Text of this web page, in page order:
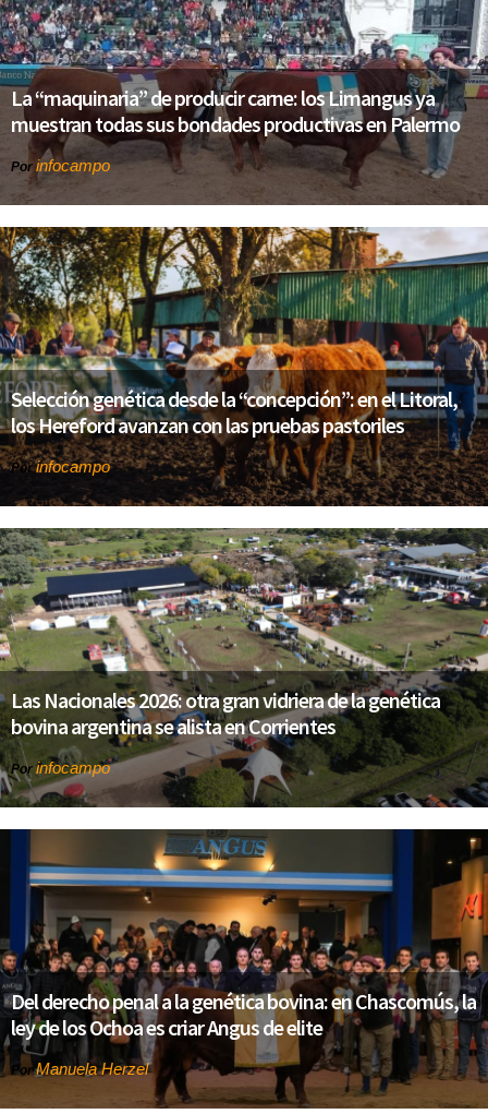
La “maquinaria” de producir carne: los Limangus ya
muestran todas sus bondades productivas en Palermo
Por infocampo
Selección genética desde la “concepción”: en el Litoral,
los Hereford avanzan con las pruebas pastoriles
Porinfocampo
Las Nacionales 2026: otra gran vidriera de la genética
bovina argentina se alista en Corrientes
Por infocampo
Del derecho penal a la genética bovina: en Chascomús, la
ley de los Ochoa es criar Angus de elite
PorManuela Herzel